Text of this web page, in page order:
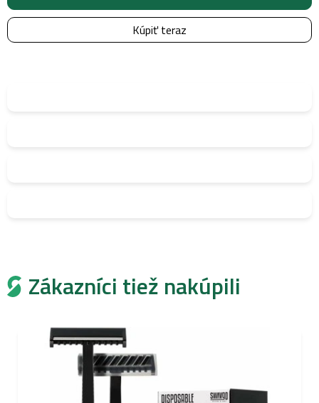
Kúpiť teraz
Zákazníci tiež nakúpili